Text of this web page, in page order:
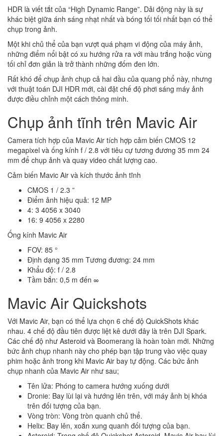
HDR là viết tắt của “High Dynamic Range”. Dải động này là sự
khác biệt giữa ánh sáng nhạt nhất và bóng tối tối nhất bạn có thể
chụp trong ảnh.
Một khi chủ thể của bạn vượt quá phạm vi động của máy ảnh,
những điểm nổi bật có xu hướng rửa ra với màu trắng hoặc vùng
tối chỉ đơn giản là trở thành những đốm đen lớn.
Rất khó để chụp ảnh chụp cả hai đầu của quang phổ này, nhưng
với thuật toán DJI HDR mới, cài đặt chế độ phơi sáng máy ảnh
được điều chỉnh một cách thông minh.
Chụp ảnh tĩnh trên Mavic Air
Camera tích hợp của Mavic Air tích hợp cảm biến CMOS 12
megapixel và ống kính f / 2.8 với tiêu cự tương đương 35 mm 24
mm để chụp ảnh và quay video chất lượng cao.
Cảm biến Mavic Air và kích thước ảnh tĩnh
CMOS 1 / 2.3 ”
Điểm ảnh hiệu quả: 12 MP
4: 3 4056 x 3040
16: 9 4056 x 2280
Ống kính Mavic Air
FOV: 85 °
Định dạng 35 mm Tương đương: 24 mm
Khẩu độ: f / 2.8
Tầm bắn: 0,5 m đến ∞
Mavic Air Quickshots
Với Mavic Air, bạn có thể lựa chọn 6 chế độ QuickShots khác
nhau. 4 chế độ đầu tiên được liệt kê dưới đây là trên DJI Spark.
Các chế độ như Asteroid và Boomerang là hoàn toàn mới. Những
bức ảnh chụp nhanh này cho phép bạn tập trung vào việc quay
phim hoặc ảnh trong khi Mavic Air bay tự động. Các bức ảnh
chụp nhanh của Mavic Air như sau;
Tên lửa: Phóng to camera hướng xuống dưới
Dronie: Bay lùi lại và hướng lên trên, với máy ảnh bị khóa
trên đối tượng của bạn.
Vòng tròn: Vòng tròn quanh chủ thể.
Helix: Bay lên, xoắn xung quanh đối tượng của bạn.